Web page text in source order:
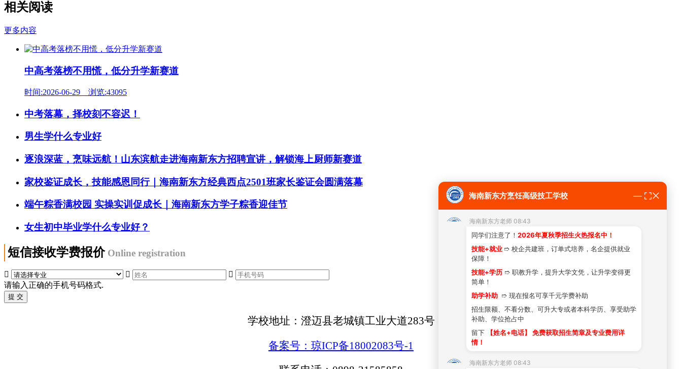
相关阅读
更多内容
中高考落榜不用慌，低分升学新赛道
时间:2026-06-29 浏览:43095
中考落幕，择校刻不容迟！
男生学什么专业好
逐浪深蓝，烹味远航！山东滨航走进海南新东方招聘宣讲，解锁海上厨师新赛道
家校鉴证成长，技能感恩同行｜海南新东方经典西点2501班家长鉴证会圆满落幕
端午粽香满校园 实操实训促成长｜海南新东方学子粽香迎佳节
女生初中毕业学什么专业好？
短信接收学费报价 Online registration
 

请输入正确的手机号码格式.
学校地址：澄迈县老城镇工业大道283号
备案号：琼ICP备18002083号-1
海南新东方烹饪高级技工学校
海南新东方老师 08:43
同学们注意了！ 2026年夏秋季招生火热报名中！
技能+就业 ➱ 校企共建班，订单式培养，名企提供就业
保障！
技能+学历 ➱ 职教升学，提升大学文凭，让升学变得更
简单！
助学补助 ➱ 现在报名可享千元学费补助
招生限额、不看分数、可升大专或者本科学历、享受助学
补助、学位抢占中
留下
【姓名+电话】 免费获取招生简章及专业费用详
情！
海南新东方老师 08:43